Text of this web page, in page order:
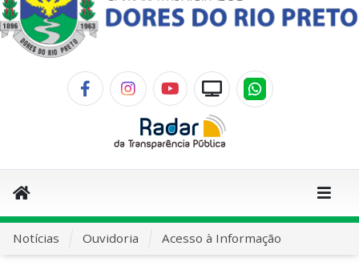
Notícias Ouvidoria Acesso à Informação